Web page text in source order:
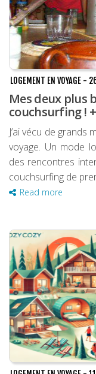
LOGEMENT EN VOYAGE -
Mes deux plus
couchsurfing !
J’ai vécu de
voyage. Un mode
des rencontres
couchsurfing de
Read more